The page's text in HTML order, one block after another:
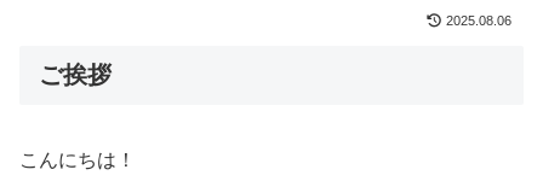
2025.08.06
ご挨拶
こんにちは！